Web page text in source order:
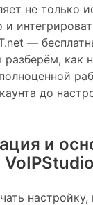
не только
и
—
как
до
и
настройку,